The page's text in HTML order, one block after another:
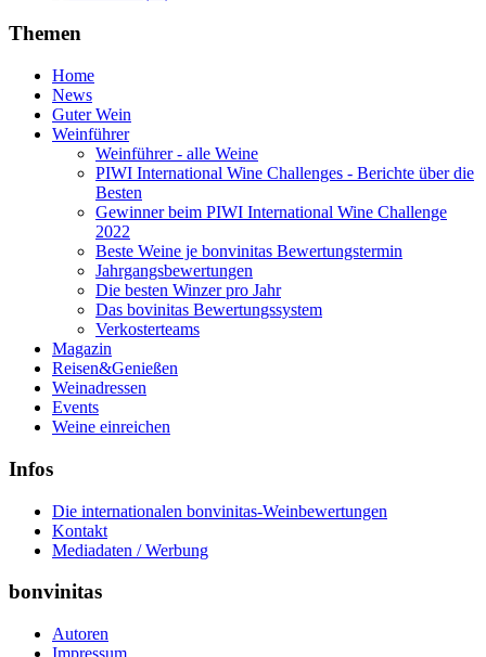
Themen
Home
News
Guter Wein
Weinführer
Weinführer - alle Weine
PIWI International Wine Challenges - Berichte über die
Besten
Gewinner beim PIWI International Wine Challenge
2022
Beste Weine je bonvinitas Bewertungstermin
Jahrgangsbewertungen
Die besten Winzer pro Jahr
Das bovinitas Bewertungssystem
Verkosterteams
Magazin
Reisen&Genießen
Weinadressen
Events
Weine einreichen
Infos
Die internationalen bonvinitas-Weinbewertungen
Kontakt
Mediadaten / Werbung
bonvinitas
Autoren
Impressum